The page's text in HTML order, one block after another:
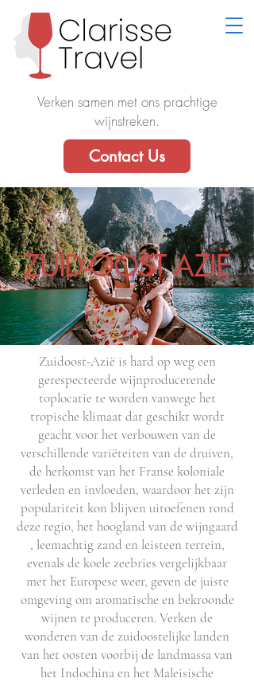
Verken samen met ons prachtige
wijnstreken.
Contact Us
ZUID-OOST AZIË
Zuidoost-Azië is hard op weg een
gerespecteerde wijnproducerende
toplocatie te worden vanwege het
tropische klimaat dat geschikt wordt
geacht voor het verbouwen van de
verschillende variëteiten van de druiven,
de herkomst van het Franse koloniale
verleden en invloeden, waardoor het zijn
populariteit kon blijven uitoefenen rond
deze regio, het hoogland van de wijngaard
, leemachtig zand en leisteen terrein,
evenals de koele zeebries vergelijkbaar
met het Europese weer, geven de juiste
omgeving om aromatische en bekroonde
wijnen te produceren. Verken de
wonderen van de zuidoostelijke landen
van het oosten voorbij de landmassa van
het Indochina en het Maleisische